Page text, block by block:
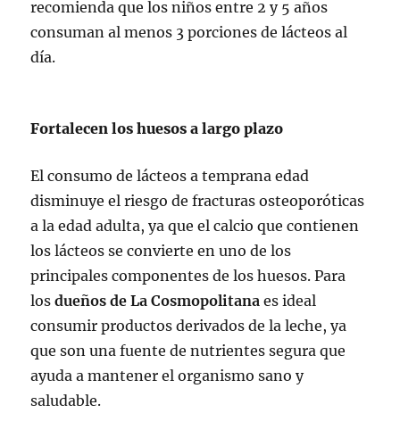
recomienda que los niños entre 2 y 5 años
consuman al menos 3 porciones de lácteos al
día.
Fortalecen los huesos a largo plazo
El consumo de lácteos a temprana edad
disminuye el riesgo de fracturas osteoporóticas
a la edad adulta, ya que el calcio que contienen
los lácteos se convierte en uno de los
principales componentes de los huesos. Para
losdueños de La Cosmopolitana es ideal
consumir productos derivados de la leche, ya
que son una fuente de nutrientes segura que
ayuda a mantener el organismo sano y
saludable.